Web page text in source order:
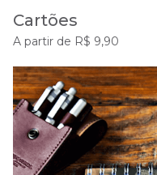
Cartões
A partir de R$ 9,90